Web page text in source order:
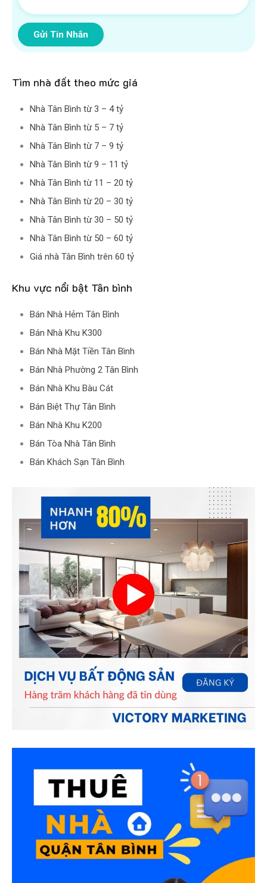
Gửi Tin Nhắn
Tìm nhà đất theo mức giá
Nhà Tân Bình từ 3 – 4 tỷ
Nhà Tân Bình từ 5 – 7 tỷ
Nhà Tân Bình từ 7 – 9 tỷ
Nhà Tân Bình từ 9 – 11 tỷ
Nhà Tân Bình từ 11 – 20 tỷ
Nhà Tân Bình từ 20 – 30 tỷ
Nhà Tân Bình từ 30 – 50 tỷ
Nhà Tân Bình từ 50 – 60 tỷ
Giá nhà Tân Bình trên 60 tỷ
Khu vực nổi bật Tân bình
Bán Nhà Hẻm Tân Bình
Bán Nhà Khu K300
Bán Nhà Mặt Tiền Tân Bình
Bán Nhà Phường 2 Tân Bình
Bán Nhà Khu Bàu Cát
Bán Biệt Thự Tân Bình
Bán Nhà Khu K200
Bán Tòa Nhà Tân Bình
Bán Khách Sạn Tân Bình